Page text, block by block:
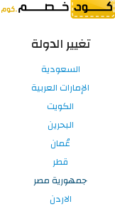
تغيير الدولة
السعودية
الإمارات العربية
الكويت
البحرين
عُمان
قطر
جمهورية مصر
الاردن